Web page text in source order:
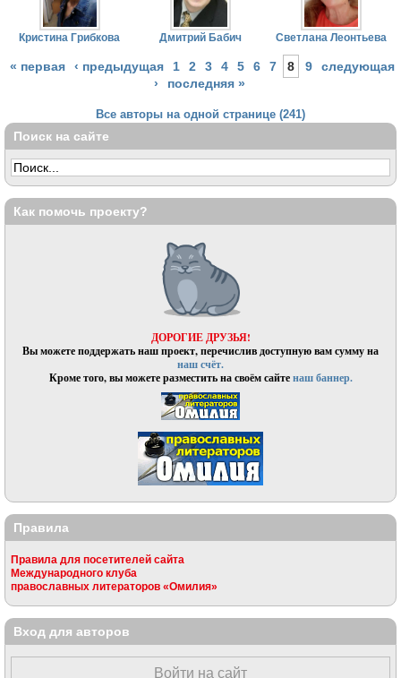
Кристина Грибкова Дмитрий Бабич Светлана Леонтьева
« первая ‹ предыдущая 1 2 3 4 5 6 7 8 9
следующая
›
последняя »
Все авторы на одной странице (241)
Поиск на сайте
Как помочь проекту?
ДОРОГИЕ ДРУЗЬЯ!
Вы можете поддержать наш проект, перечислив доступную вам сумму на
наш счёт.
Кроме того, вы можете разместить на своём сайтенаш баннер.
Правила
Правила для посетителей сайта
Международного клуба
православных литераторов «Омилия»
Вход для авторов
Войти на сайт